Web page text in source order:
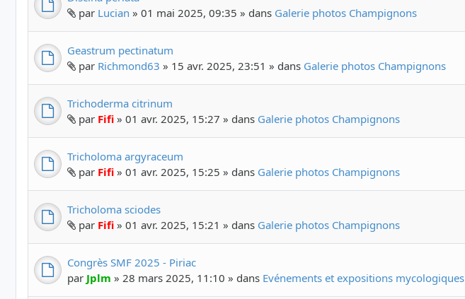
par Lucian » 01 mai 2025, 09:35 » dans Galerie photos Champignons
Geastrum pectinatum
par Richmond63 » 15 avr. 2025, 23:51 » dans Galerie photos Champignons
Trichoderma citrinum
par Fifi » 01 avr. 2025, 15:27 » dans Galerie photos Champignons
Tricholoma argyraceum
par Fifi » 01 avr. 2025, 15:25 » dans Galerie photos Champignons
Tricholoma sciodes
par Fifi » 01 avr. 2025, 15:21 » dans Galerie photos Champignons
Congrès SMF 2025 - Piriac
par Jplm » 28 mars 2025, 11:10 » dans Evénements et expositions mycologiques